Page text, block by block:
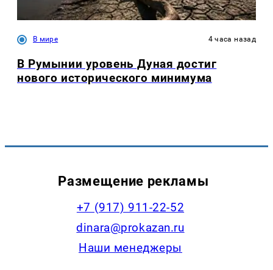
В мире 4 часа назад
В Румынии уровень Дуная достиг
нового исторического минимума
Размещение рекламы
+7 (917) 911-22-52
dinara@prokazan.ru
Наши менеджеры